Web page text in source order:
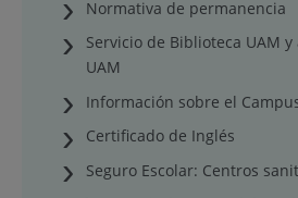
Normativa de permanencia
Servicio de Biblioteca UAM y
UAM
Información sobre el
Certificado de Inglés
Seguro Escolar: Centros